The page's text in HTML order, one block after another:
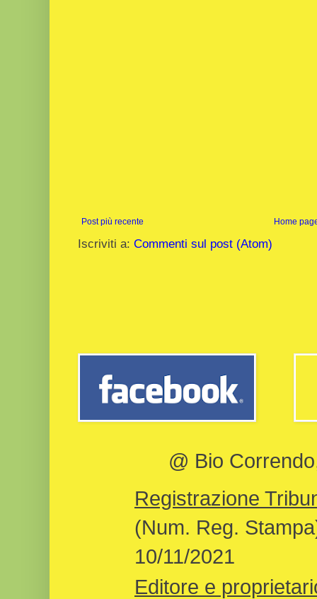
Post più recente Home
Iscriviti a: Commenti sul post (Atom)
@ Bio
Registrazione
(Num. Reg.
10/11/2021
Editore e